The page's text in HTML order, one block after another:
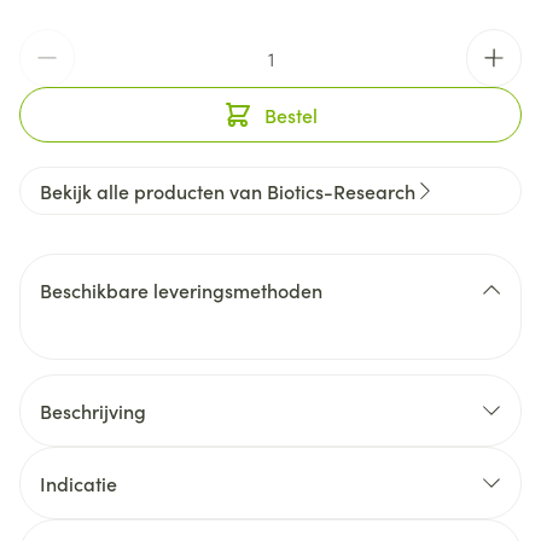
Bestel
Bekijk alle producten van Biotics-Research
Beschikbare leveringsmethoden
Beschrijving
Indicatie